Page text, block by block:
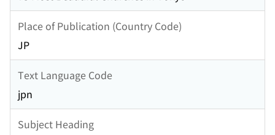
Place of Publication (Country Code)
JP
Text Language Code
jpn
Subject Heading